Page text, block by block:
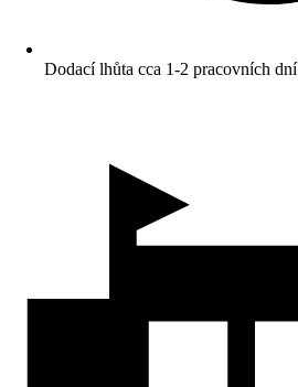
Dodací lhůta cca 1-2 pracovních dní